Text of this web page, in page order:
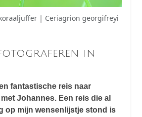
| Ceriagrion georgifreyi
in
fantastische reis naar
Johannes. Een reis die al
op mijn wensenlijstje stond is